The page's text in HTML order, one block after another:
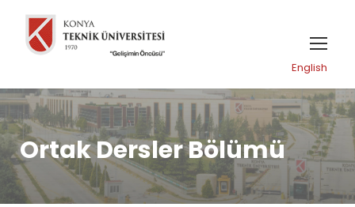
English
Ortak Dersler Bölümü